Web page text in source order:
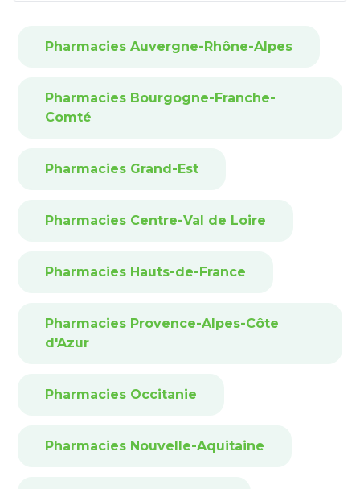
Pharmacies Auvergne-Rhône-Alpes
Pharmacies Bourgogne-Franche-
Comté
Pharmacies Grand-Est
Pharmacies Centre-Val de Loire
Pharmacies Hauts-de-France
Pharmacies Provence-Alpes-Côte
d'Azur
Pharmacies Occitanie
Pharmacies Nouvelle-Aquitaine